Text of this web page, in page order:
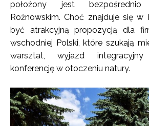
położony jest
Rożnowskim. Choć znajduje się w
być atrakcyjną propozycją dla
wschodniej Polski, które szukają
warsztat, wyjazd
konferencję w otoczeniu natury.